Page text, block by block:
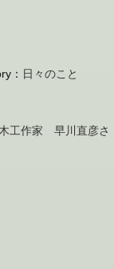
： 日々のこと
工作家 早川直彦さ